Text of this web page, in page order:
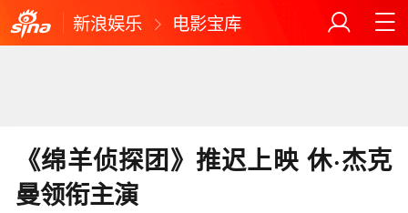
新浪娱乐 电影宝库
《绵羊侦探团》推迟上映 休·杰克
曼领衔主演